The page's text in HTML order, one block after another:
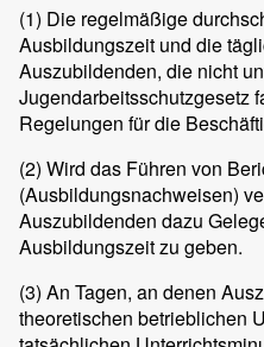
(1) Die regelmäßige
Ausbildungszeit und die
Auszubildenden, die nicht
Jugendarbeitsschutzgesetz
Regelungen für die
(2) Wird das Führen von
(Ausbildungsnachweisen)
Auszubildenden dazu
Ausbildungszeit zu geben.
(3) An Tagen, an denen
theoretischen betrieblichen